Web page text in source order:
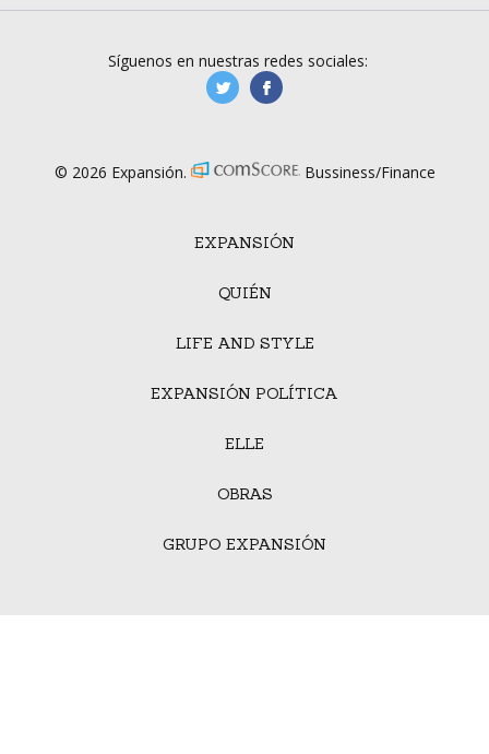
EXPANSIÓN
QUIÉN
LIFE AND STYLE
EXPANSIÓN POLÍTICA
ELLE
OBRAS
GRUPO EXPANSIÓN
Síguenos en nuestras redes sociales:
manufacturaGE
© 2026 Expansión. Bussiness/Finance